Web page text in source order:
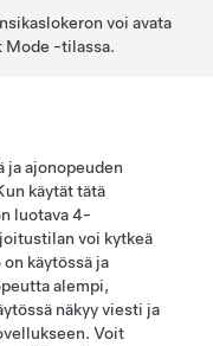
voi avata
Mode -tilassa.
ja ajonopeuden
käytät tätä
luotava 4-
voi kytkeä
käytössä ja
alempi,
näkyy viesti ja
Voit